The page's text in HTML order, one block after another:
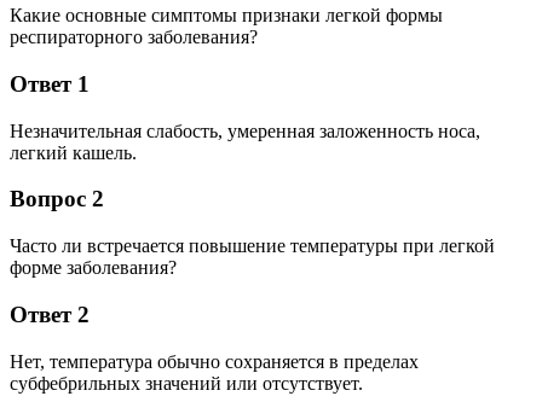
Какие основные симптомы признаки легкой формы
респираторного заболевания?
Ответ 1
Незначительная слабость, умеренная заложенность носа,
легкий кашель.
Вопрос 2
Часто ли встречается повышение температуры при легкой
форме заболевания?
Ответ 2
Нет, температура обычно сохраняется в пределах
субфебрильных значений или отсутствует.